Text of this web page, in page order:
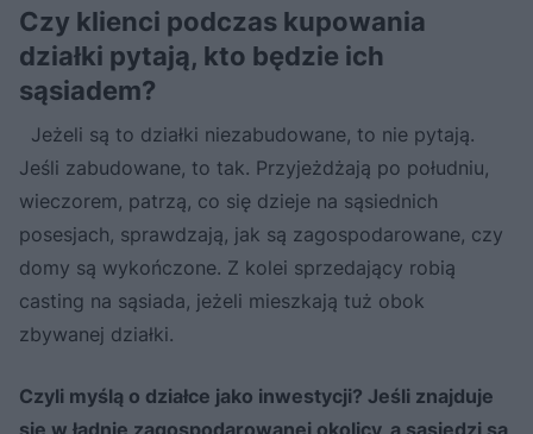
gminie
Czy klienci podczas kupowania
działki pytają, kto będzie ich
sąsiadem?
Jeżeli są to działki niezabudowane, to nie pytają.
Jeśli zabudowane, to tak. Przyjeżdżają po południu,
wieczorem, patrzą, co się dzieje na sąsiednich
posesjach, sprawdzają, jak są zagospodarowane, czy
domy są wykończone. Z kolei sprzedający robią
casting na sąsiada, jeżeli mieszkają tuż obok
zbywanej działki.
Czyli myślą o działce jako inwestycji? Jeśli znajduje
się w ładnie zagospodarowanej okolicy, a sąsiedzi są